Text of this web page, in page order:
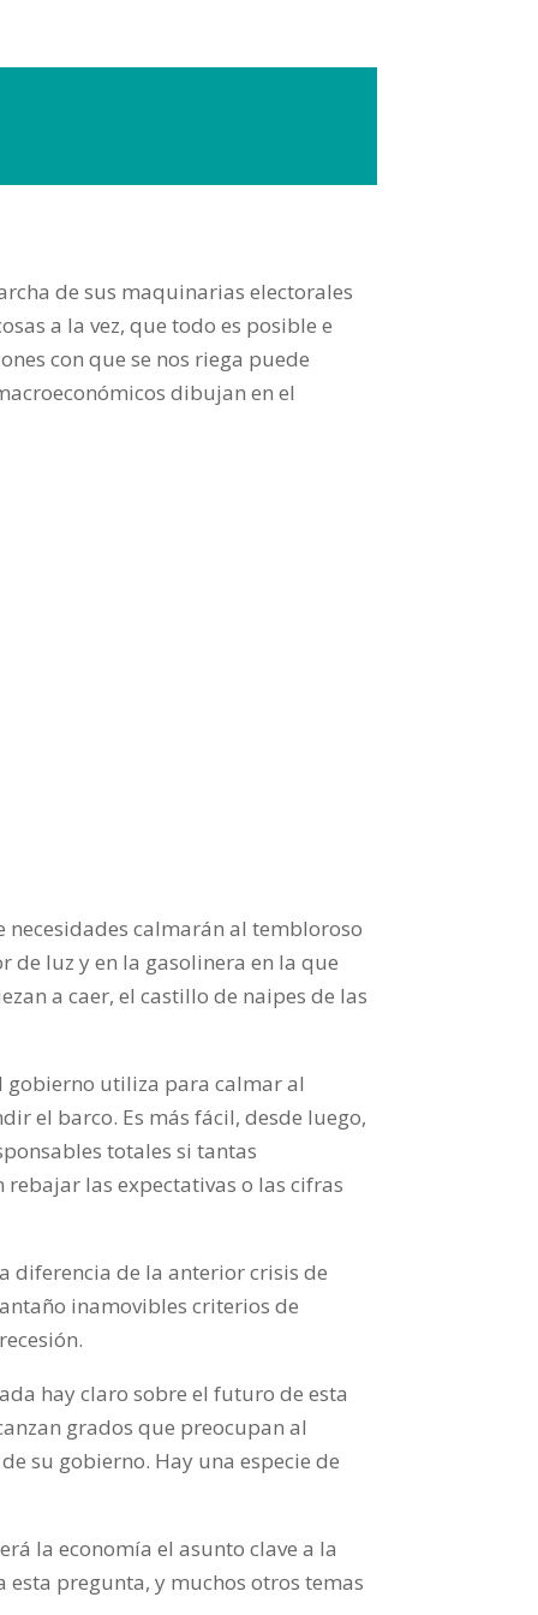
de sus maquinarias electorales
a la vez, que todo es posible e
con que se nos riega puede
dibujan en el
necesidades calmarán al tembloroso
de luz y en la gasolinera en la que
a caer, el castillo de naipes de las
gobierno utiliza para calmar al
el barco. Es más fácil, desde luego,
totales si tantas
las expectativas o las cifras
diferencia de la anterior crisis de
inamovibles criterios de
hay claro sobre el futuro de esta
grados que preocupan al
su gobierno. Hay una especie de
la economía el asunto clave a la
pregunta, y muchos otros temas